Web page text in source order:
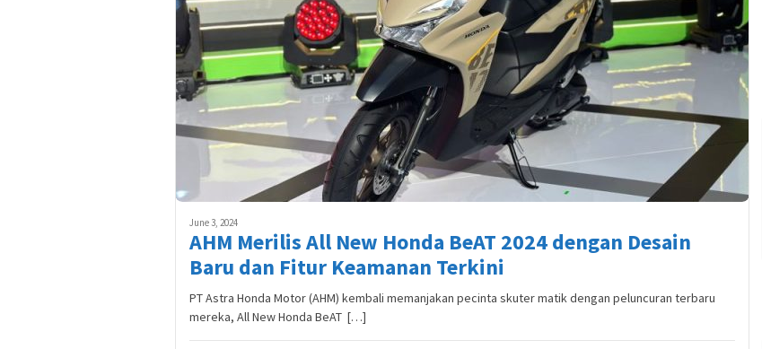
June 3, 2024
AHM Merilis All New Honda BeAT 2024 dengan Desain
Baru dan Fitur Keamanan Terkini
PT Astra Honda Motor (AHM) kembali memanjakan pecinta skuter matik dengan peluncuran terbaru
mereka, All New Honda BeAT […]